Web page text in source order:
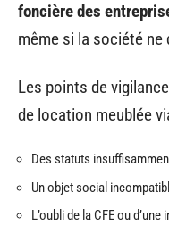
foncière des
même si la société ne
Les points de
de location meublée
Des statuts
Un objet social
L’oubli de la CFE ou